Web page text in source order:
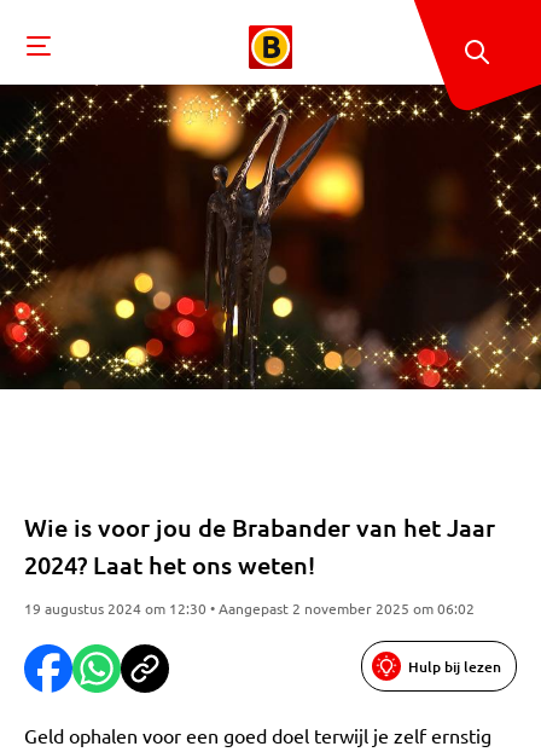
Wie is voor jou de Brabander van het Jaar
2024? Laat het ons weten!
19 augustus 2024 om 12:30 • Aangepast 2 november 2025 om 06:02
Hulp bij lezen
Geld ophalen voor een goed doel terwijl je zelf ernstig